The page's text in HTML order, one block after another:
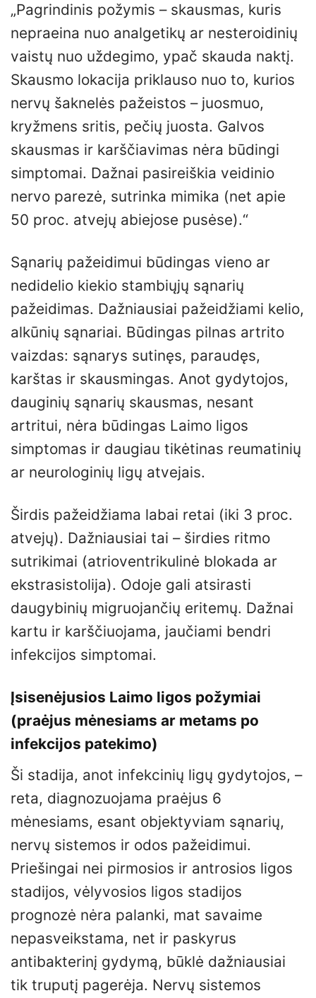
„Pagrindinis požymis – skausmas, kuris
nepraeina nuo analgetikų ar nesteroidinių
vaistų nuo uždegimo, ypač skauda naktį.
Skausmo lokacija priklauso nuo to, kurios
nervų šaknelės pažeistos – juosmuo,
kryžmens sritis, pečių juosta. Galvos
skausmas ir karščiavimas nėra būdingi
simptomai. Dažnai pasireiškia veidinio
nervo parezė, sutrinka mimika (net apie
50 proc. atvejų abiejose pusėse).“
Sąnarių pažeidimui būdingas vieno ar
nedidelio kiekio stambiųjų sąnarių
pažeidimas. Dažniausiai pažeidžiami kelio,
alkūnių sąnariai. Būdingas pilnas artrito
vaizdas: sąnarys sutinęs, paraudęs,
karštas ir skausmingas. Anot gydytojos,
dauginių sąnarių skausmas, nesant
artritui, nėra būdingas Laimo ligos
simptomas ir daugiau tikėtinas reumatinių
ar neurologinių ligų atvejais.
Širdis pažeidžiama labai retai (iki 3 proc.
atvejų). Dažniausiai tai – širdies ritmo
sutrikimai (atrioventrikulinė blokada ar
ekstrasistolija). Odoje gali atsirasti
daugybinių migruojančių eritemų. Dažnai
kartu ir karščiuojama, jaučiami bendri
infekcijos simptomai.
Įsisenėjusios Laimo ligos požymiai
(praėjus mėnesiams ar metams po
infekcijos patekimo)
Ši stadija, anot infekcinių ligų gydytojos, –
reta, diagnozuojama praėjus 6
mėnesiams, esant objektyviam sąnarių,
nervų sistemos ir odos pažeidimui.
Priešingai nei pirmosios ir antrosios ligos
stadijos, vėlyvosios ligos stadijos
prognozė nėra palanki, mat savaime
nepasveikstama, net ir paskyrus
antibakterinį gydymą, būklė dažniausiai
tik truputį pagerėja. Nervų sistemos